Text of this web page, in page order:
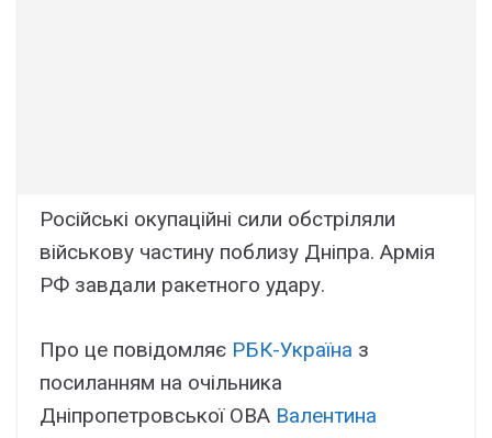
Російські окупаційні сили обстріляли
військову частину поблизу Дніпра. Армія
РФ завдали ракетного удару.
Про це повідомляє РБК-Україна з
посиланням на очільника
Дніпропетровської ОВА Валентина